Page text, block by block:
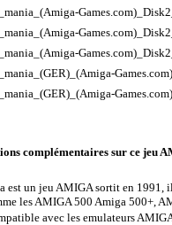
complémentaires sur ce jeu
est un jeu AMIGA sortit en 1991,
les AMIGA 500 Amiga 500+,
avec les emulateurs